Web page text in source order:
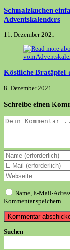
Schmalzkuchen
Adventskalenders
11. Dezember 2021
Köstliche Bratäpfel
8. Dezember 2021
Schreibe einen
Kommentieren
Gib
deinen
Namen
oder
zum
Kommentieren
Gib
deine
E-
Adresse
zum
Kommentieren
ein
Gib
deine
Website-
URL
ein
(optional)
Name, E-Mail-
Kommentar speichern.
Suchen